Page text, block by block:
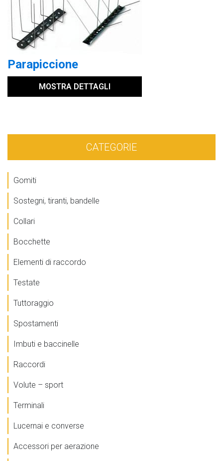
CATEGORIE
Gomiti
Sostegni, tiranti, bandelle
Collari
Bocchette
Elementi di raccordo
Testate
Tuttoraggio
Spostamenti
Imbuti e baccinelle
Raccordi
Volute – sport
Terminali
Lucernai e converse
Accessori per aerazione
Parapiccione
MOSTRA DETTAGLI